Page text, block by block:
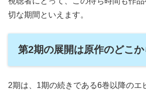
切な期間といえます。
第2期の展開は原作のどこか
2期は、1期の続きである6巻以降のエ